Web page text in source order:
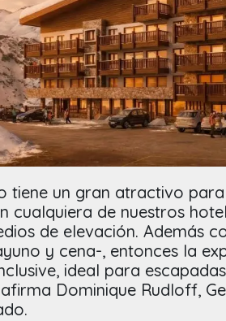
tiene un gran atractivo
cualquiera de nuestros
de elevación. Además
y cena-, entonces la
ideal para
Dominique Rudloff,